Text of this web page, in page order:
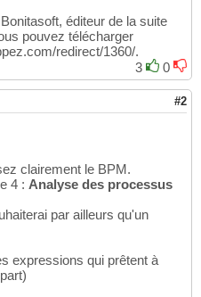
éditeur de la suite
pouvez télécharger
redirect/1360/.
3
0
#2
clairement le BPM.
4 : Analyse des processus
par ailleurs qu'un
expressions qui prêtent à